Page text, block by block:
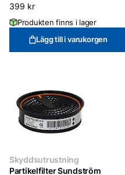
399 kr
Produkten finns i lager
Lägg till i varukorgen
Skyddsutrustning
Partikelfilter Sundström